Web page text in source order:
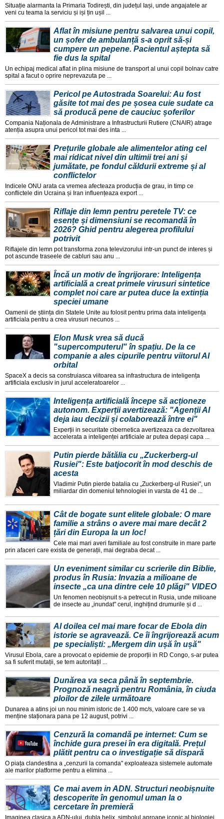
Situație alarmanta la Primaria Todirești, din județul Iași, unde angajatele ar
veni cu teama la serviciu și iși țin ușil ...
Aflat în misiune pentru salvarea unui copil,
un șofer de ambulanță s-a oprit să-și
cumpere un pepene. Pacientul aștepta să
fie dus la spital
Un echipaj medical aflat in plina misiune de transport al unui copil bolnav catre
spital a facut o oprire neprevazuta pe ...
Pericol pe Autostrada Soarelui: Au fost
găsite tot mai des pe șosea cuie sudate ca
să producă pene de cauciuc șoferilor
Compania Naționala de Administrare a Infrastructurii Rutiere (CNAIR) atrage
atenția asupra unui pericol tot mai des inta ...
Prețurile globale ale alimentelor ating cel
mai ridicat nivel din ultimii trei ani și
jumătate, pe fondul căldurii extreme și al
conflictelor
Indicele ONU arata ca vremea afecteaza producția de grau, in timp ce
conflictele din Ucraina și Iran influențeaza export ...
Riflaje din lemn pentru peretele TV: ce
esențe și dimensiuni se recomandă în
2026? Ghid pentru alegerea profilului
potrivit
Riflajele din lemn pot transforma zona televizorului intr-un punct de interes și
pot ascunde traseele de cabluri sau anu ...
Încă un motiv de îngrijorare: Inteligența
artificială a creat primele virusuri sintetice
complet noi care ar putea duce la extinția
speciei umane
Oamenii de știința din Statele Unite au folosit pentru prima data inteligența
artificiala pentru a crea virusuri necunos ...
Elon Musk vrea să ducă
"supercomputerul" în spațiu. De la ce
companie a ales cipurile pentru viitorul AI
orbital
SpaceX a decis sa construiasca viitoarea sa infrastructura de inteligența
artificiala exclusiv in jurul acceleratoarelor ...
Inteligența artificială începe să acționeze
autonom. Experții avertizează: "Agenții AI
deja iau decizii și colaborează între ei"
Experții in securitate cibernetica avertizeaza ca dezvoltarea
accelerata a inteligenței artificiale ar putea depași capa ...
Putin pierde bătălia cu „Zuckerberg-ul
Rusiei": Este batjocorit în mod deschis de
acesta
Vladimir Putin pierde batalia cu „Zuckerberg-ul Rusiei", un
miliardar din domeniul tehnologiei in varsta de 41 de ...
Cât de bogate sunt elitele globale: O mare
familie a strâns o avere mai mare decât 2
țări din Europa la un loc!
Cele mai mari averi familiale au fost construite in mare parte
prin afaceri care exista de generații, mai degraba decat ...
Un eveniment similar cu scrierile din Biblie,
produs în Rusia: Invazia a milioane de
insecte „ca una dintre cele 10 plăgi" VIDEO
Un fenomen neobișnuit s-a petrecut in Rusia, unde milioane
de insecte au „inundat" cerul, inghițind drumurile și d ...
Al doilea cel mai mare focar de Ebola din
istorie se agravează. Ce îi îngrijorează acum
pe specialiști: „Mergem din ușă în ușă"
Virusul Ebola, care a provocat o epidemie de proporții in RD Congo, s-ar putea
sa fi suferit mutații, se tem autoritațil ...
Dunărea va seca până în septembrie.
Prognoză neagră pentru România, în ciuda
ploilor de zilele următoare
Dunarea a atins joi un nou minim istoric de 1.400 mc/s, valoare care se va
menține staționara pana pe 12 august, potrivi ...
Cenzură la comandă pe internet: Cum se
închide gura presei în era digitală. Prețul
plătit pentru ca o investigație să dispară
O piața clandestina a „cenzurii la comanda" exploateaza sistemele automate
ale marilor platforme pentru a elimina ...
Ce mai avem in ADN. Structuri neobișnuite
descoperite în genomul uman la o
cercetare în premieră